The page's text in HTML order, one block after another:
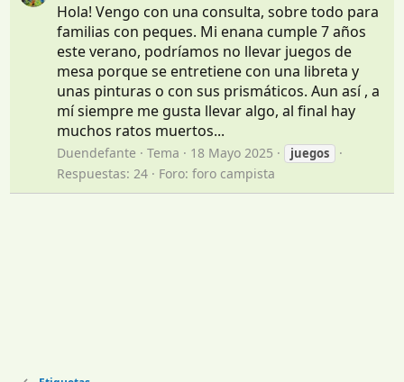
Hola! Vengo con una consulta, sobre todo para
familias con peques. Mi enana cumple 7 años
este verano, podríamos no llevar juegos de
mesa porque se entretiene con una libreta y
unas pinturas o con sus prismáticos. Aun así , a
mí siempre me gusta llevar algo, al final hay
muchos ratos muertos...
Duendefante Tema 18 Mayo 2025 juegos
Respuestas: 24 Foro:foro campista